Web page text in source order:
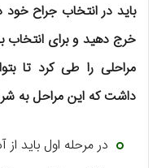
باید در انتخاب جراح
خرج دهید و برای انتخاب
مراحلی را طی کرد تا
داشت که این مراحل به
در مرحله اول باید